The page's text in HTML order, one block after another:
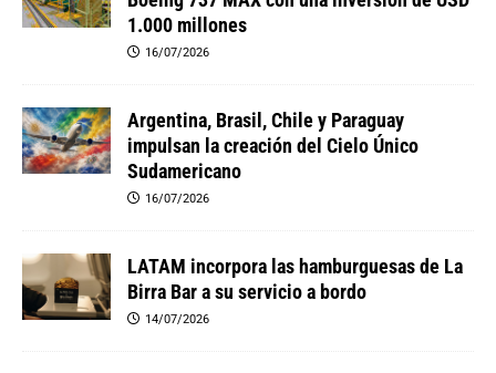
1.000 millones
16/07/2026
Argentina, Brasil, Chile y Paraguay
impulsan la creación del Cielo Único
Sudamericano
16/07/2026
LATAM incorpora las hamburguesas de La
Birra Bar a su servicio a bordo
14/07/2026